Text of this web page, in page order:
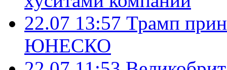
22.07 13:57 Трамп
ЮНЕСКО